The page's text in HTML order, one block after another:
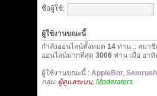
ชื่อผู้ใช้:
ผู้ใช้งานขณะนี้
กำลังออนไลน์ทั้งหมด 14ท่าน :: สมาชิ
ออนไลน์มากที่สุด 3006ท่าน เมื่อ อาทิ
ผู้ใช้งานขณะนี้ : AppleBot,
กลุ่ม: ผู้ดูแลระบบ, Moderators